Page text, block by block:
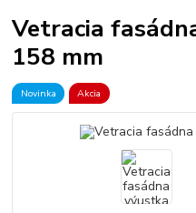
Vetracia
158 mm
Novinka Akcia